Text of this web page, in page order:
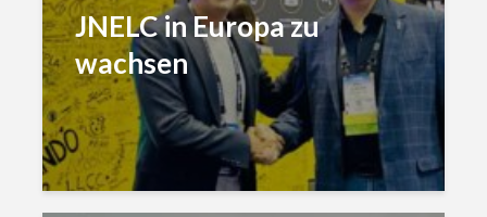
JNELC in Europa zu
wachsen